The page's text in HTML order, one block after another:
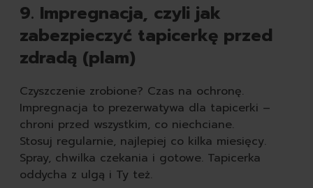
9. Impregnacja, czyli jak
zabezpieczyć tapicerkę przed
zdradą (plam)
Czyszczenie zrobione? Czas na ochronę.
Impregnacja to prezerwatywa dla tapicerki –
chroni przed wszystkim, co niechciane.
Stosuj regularnie, najlepiej co kilka miesięcy.
Spray, chwilka czekania i gotowe. Tapicerka
oddycha z ulgą i Ty też.